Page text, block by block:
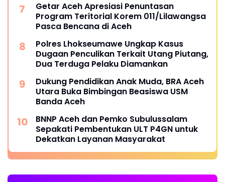
Getar Aceh Apresiasi Penuntasan
Program Teritorial Korem 011/Lilawangsa
Pasca Bencana di Aceh
Polres Lhokseumawe Ungkap Kasus
Dugaan Penculikan Terkait Utang Piutang,
Dua Terduga Pelaku Diamankan
Dukung Pendidikan Anak Muda, BRA Aceh
Utara Buka Bimbingan Beasiswa USM
Banda Aceh
BNNP Aceh dan Pemko Subulussalam
Sepakati Pembentukan ULT P4GN untuk
Dekatkan Layanan Masyarakat